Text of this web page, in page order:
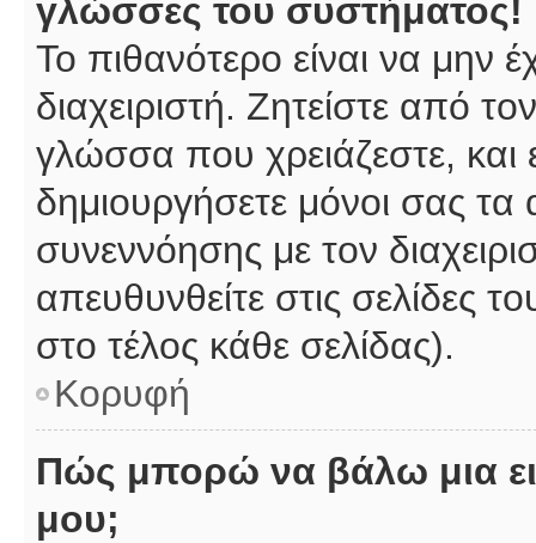
γλώσσες του συστήματος!
Το πιθανότερο είναι να μην
διαχειριστή. Ζητείστε από
γλώσσα που χρειάζεστε, και
δημιουργήσετε μόνοι σας
συνεννόησης με τον
απευθυνθείτε στις
στο τέλος κάθε σελίδας).
Κορυφή
Πώς μπορώ να βάλω μια
μου;